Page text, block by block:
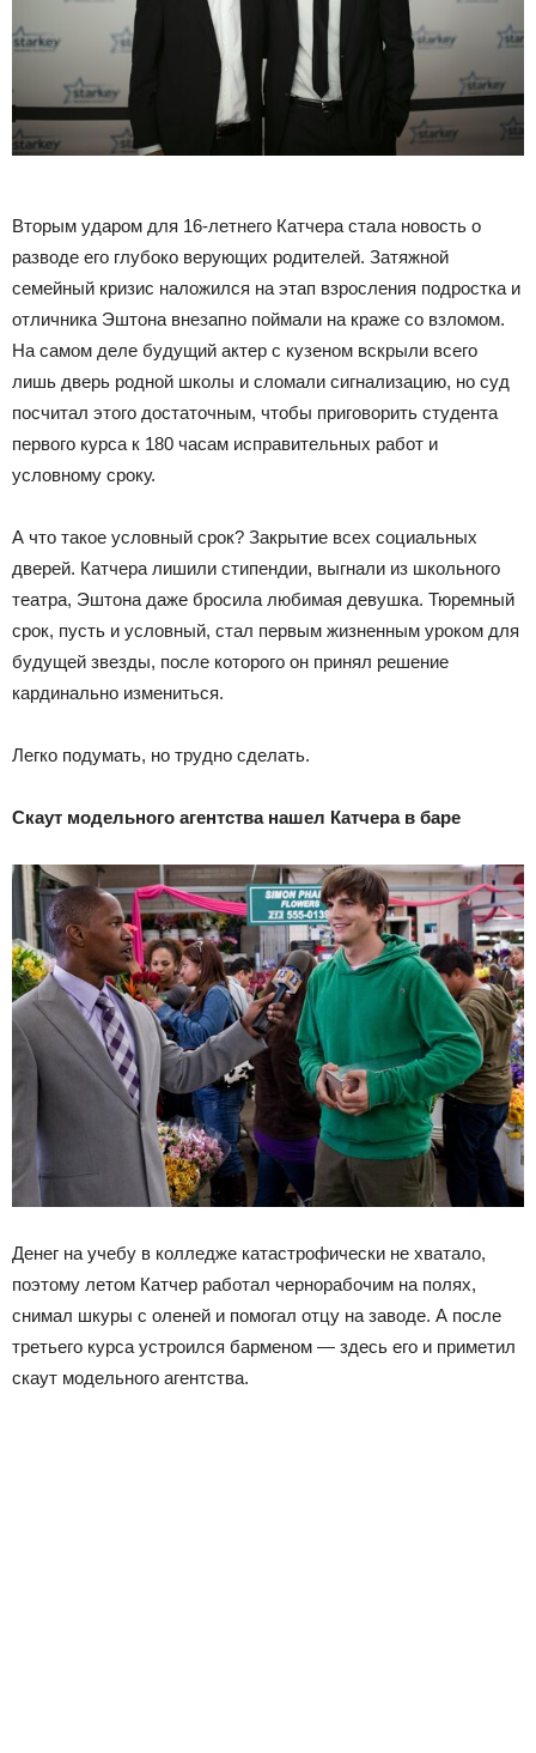
Вторым ударом для 16-летнего Катчера стала новость о
разводе его глубоко верующих родителей. Затяжной
семейный кризис наложился на этап взросления подростка и
отличника Эштона внезапно поймали на краже со взломом.
На самом деле будущий актер с кузеном вскрыли всего
лишь дверь родной школы и сломали сигнализацию, но суд
посчитал этого достаточным, чтобы приговорить студента
первого курса к 180 часам исправительных работ и
условному сроку.
А что такое условный срок? Закрытие всех социальных
дверей. Катчера лишили стипендии, выгнали из школьного
театра, Эштона даже бросила любимая девушка. Тюремный
срок, пусть и условный, стал первым жизненным уроком для
будущей звезды, после которого он принял решение
кардинально измениться.
Легко подумать, но трудно сделать.
Скаут модельного агентства нашел Катчера в баре
Денег на учебу в колледже катастрофически не хватало,
поэтому летом Катчер работал чернорабочим на полях,
снимал шкуры с оленей и помогал отцу на заводе. А после
третьего курса устроился барменом — здесь его и приметил
скаут модельного агентства.